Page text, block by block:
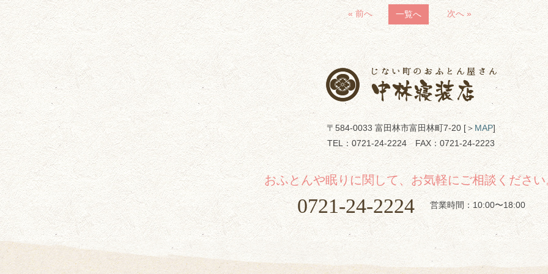
« 前へ 一覧へ 次へ »
〒584-0033 富田林市富田林町7-20 [＞ MAP]
TEL： 0721-24-2224FAX：0721-24-2223
おふとんや眠りに関して、お気軽にご相談ください
0721-24-2224 営業時間：10:00〜18:00